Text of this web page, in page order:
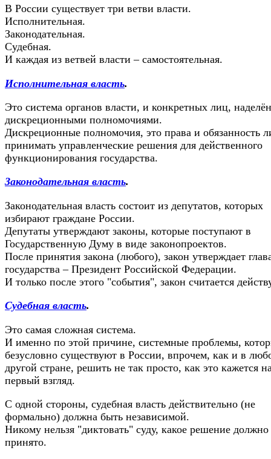
В России существует три ветви власти.
Исполнительная.
Законодательная.
Судебная.
И каждая из ветвей власти – самостоятельная.
Исполнительная власть.
Это система органов власти, и конкретных лиц,
дискреционными полномочиями.
Дискреционные полномочия, это права и обязанность
принимать управленческие решения для действенного
функционирования государства.
Законодательная власть.
Законодательная власть состоит из депутатов, которых
избирают граждане России.
Депутаты утверждают законы, которые поступают в
Государственную Думу в виде законопроектов.
После принятия закона (любого), закон утверждает
государства – Президент Российской Федерации.
И только после этого "события", закон считается
Судебная власть.
Это самая сложная система.
И именно по этой причине, системные проблемы,
безусловно существуют в России, впрочем, как и в
другой стране, решить не так просто, как это кажется
первый взгляд.
С одной стороны, судебная власть действительно (не
формально) должна быть независимой.
Никому нельзя "диктовать" суду, какое решение
принято.